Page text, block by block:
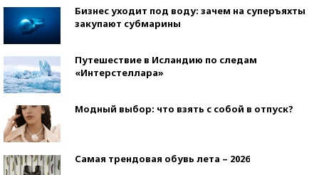
Бизнес уходит под воду: зачем на суперъяхты
закупают субмарины
Путешествие в Исландию по следам
«Интерстеллара»
Модный выбор: что взять с собой в отпуск?
Самая трендовая обувь лета – 2026